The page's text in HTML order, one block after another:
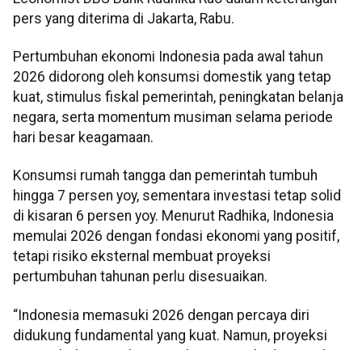
pers yang diterima di Jakarta, Rabu.
Pertumbuhan ekonomi Indonesia pada awal tahun
2026 didorong oleh konsumsi domestik yang tetap
kuat, stimulus fiskal pemerintah, peningkatan belanja
negara, serta momentum musiman selama periode
hari besar keagamaan.
Konsumsi rumah tangga dan pemerintah tumbuh
hingga 7 persen yoy, sementara investasi tetap solid
di kisaran 6 persen yoy. Menurut Radhika, Indonesia
memulai 2026 dengan fondasi ekonomi yang positif,
tetapi risiko eksternal membuat proyeksi
pertumbuhan tahunan perlu disesuaikan.
“Indonesia memasuki 2026 dengan percaya diri
didukung fundamental yang kuat. Namun, proyeksi